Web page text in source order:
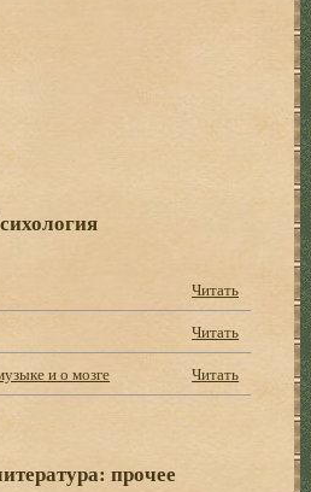
Читать
Читать
и о мозге
Читать
прочее